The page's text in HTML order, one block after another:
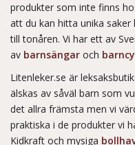
produkter som inte finns
att du kan hitta unika
till tonåren. Vi har ett av
av barnsängar och
Litenleker.se är
älskas av såväl barn som
det allra främsta men vi
praktiska i de produkter vi
Kidkraft och mysiga